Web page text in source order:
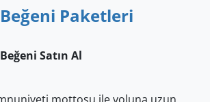
Paketleri
Satın Al